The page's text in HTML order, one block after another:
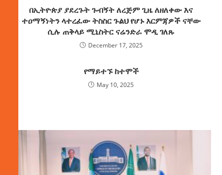
በኢትዮጵያ ያደረጉት ጉብኝት ለረጅም ጊዜ ለዘለቀው እና
ተዐማኝነትን ላተረፈው ትስስር ጉልህ የሆኑ እርምጃዎች ናቸው
ሲሉ ጠቅላይ ሚኒስትር ናሬንድራ ሞዲ ገለጹ
December 17, 2025
የማይተኙ ከተሞች
May 10, 2025